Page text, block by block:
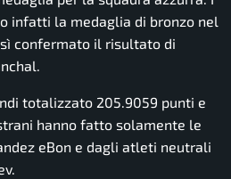
infatti la medaglia di bronzo nel
confermato il risultato di
totalizzato 205.9059 punti e
hanno fatto solamente le
eBon e dagli atleti neutrali